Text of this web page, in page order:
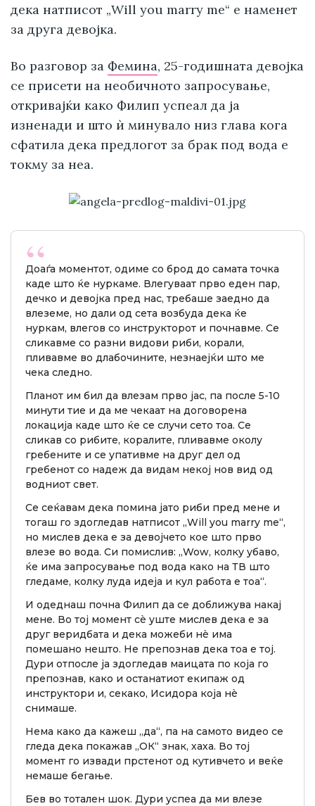
дека натписот „Will you marry me“ е наменет
за друга девојка.
Во разговор за Фемина, 25-годишната девојка
се присети на необичното запросување,
откривајќи како Филип успеал да ја
изненади и што ѝ минувало низ глава кога
сфатила дека предлогот за брак под вода е
токму за неа.
Доаѓа моментот, одиме со брод до самата точка
каде што ќе нуркаме. Влегуваат прво еден пар,
дечко и девојка пред нас, требаше заедно да
влеземе, но дали од сета возбуда дека ќе
нуркам, влегов со инструкторот и почнавме. Се
сликавме со разни видови риби, корали,
пливавме во длабочините, незнаејќи што ме
чека следно.
Планот им бил да влезам прво јас, па после 5-10
минути тие и да ме чекаат на договорена
локација каде што ќе се случи сето тоа. Се
сликав со рибите, коралите, пливавме околу
гребените и се упативме на друг дел од
гребенот со надеж да видам некој нов вид од
водниот свет.
Се сеќавам дека помина јато риби пред мене и
тогаш го здогледав натписот „Will you marry me“,
но мислев дека е за девојчето кое што прво
влезе во вода. Си помислив: „Wow, колку убаво,
ќе има запросување под вода како на ТВ што
гледаме, колку луда идеја и кул работа е тоа“.
И одеднаш почна Филип да се доближува накај
мене. Во тој момент сè уште мислев дека е за
друг веридбата и дека можеби нè има
помешано нешто. Не препознав дека тоа е тој.
Дури отпосле ја здогледав маицата по која го
препознав, како и останатиот екипаж од
инструктори и, секако, Исидора која нè
снимаше.
Нема како да кажеш „да“, па на самото видео се
гледа дека покажав „ОК“ знак, хаха. Во тој
момент го извади прстенот од кутивчето и веќе
немаше бегање.
Бев во тотален шок. Дури успеа да ми влезе